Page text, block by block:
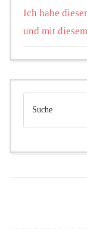
Ich habe
und mit